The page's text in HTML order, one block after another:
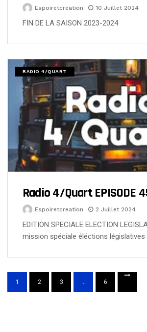
Espoiretcreation 10 Juillet 2024
FIN DE LA SAISON 2023-2024
RADIO 4/QUART
Radio 4/Quart EPISODE
Espoiretcreation 2 Juillet 2024
EDITION SPECIALE ELECTION
mission spéciale éléctions législatives
1 2 3 … 6